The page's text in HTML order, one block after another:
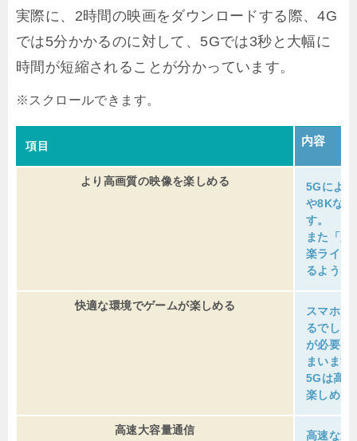
実際に、2時間の映画をダウンロードする際、4G
では5分かかるのに対して、5Gでは3秒と大幅に
時間が短縮されることが分かっています。
項目 内容
より高画質の映像を楽しめる
5Gによ
や8Kな
す。
また「超
楽ライブ
るような
快適な環境でゲームが楽しめる
スマホで
るでしょ
が必要な
まいます
5Gは高
楽しめま
高速大容量通信
高速な通